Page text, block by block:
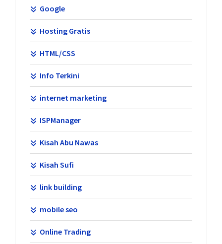
Google
Hosting Gratis
HTML/CSS
Info Terkini
internet marketing
ISPManager
Kisah Abu Nawas
Kisah Sufi
link building
mobile seo
Online Trading